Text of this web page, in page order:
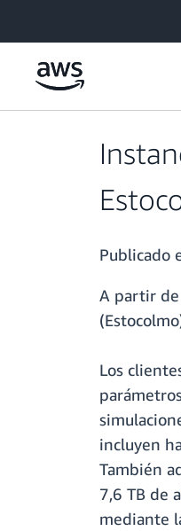
Publicado
A partir de
Los
incluyen
También
7,6 TB de
mediante